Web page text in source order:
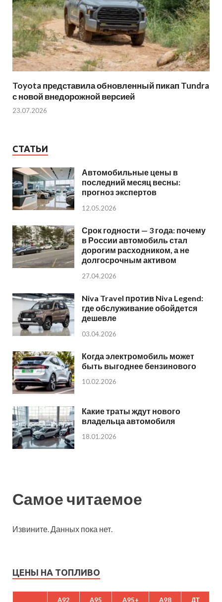
Toyota представила обновленный пикап Tundra
с новой внедорожной версией
23.07.2026
СТАТЬИ
Автомобильные цены в
последний месяц весны:
прогноз экспертов
12.05.2026
Срок годности — 3 года: почему
в России автомобиль стал
дорогим расходником, а не
долгосрочным активом
27.04.2026
Niva Travel против Niva Legend:
где обслуживание обойдется
дешевле
03.04.2026
Когда электромобиль может
быть выгоднее бензинового
10.02.2026
Какие траты ждут нового
владельца автомобиля
18.01.2026
Самое читаемое
Извините. Данных пока нет.
ЦЕНЫ НА ТОПЛИВО
A92 A95 A95+ A98 ДТ